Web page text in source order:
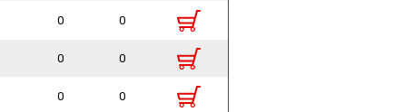
0 0
0 0
0 0